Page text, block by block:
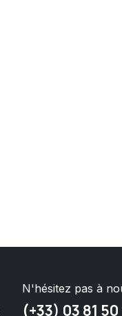
N'hésitez pas à
(+33) 03 81 50